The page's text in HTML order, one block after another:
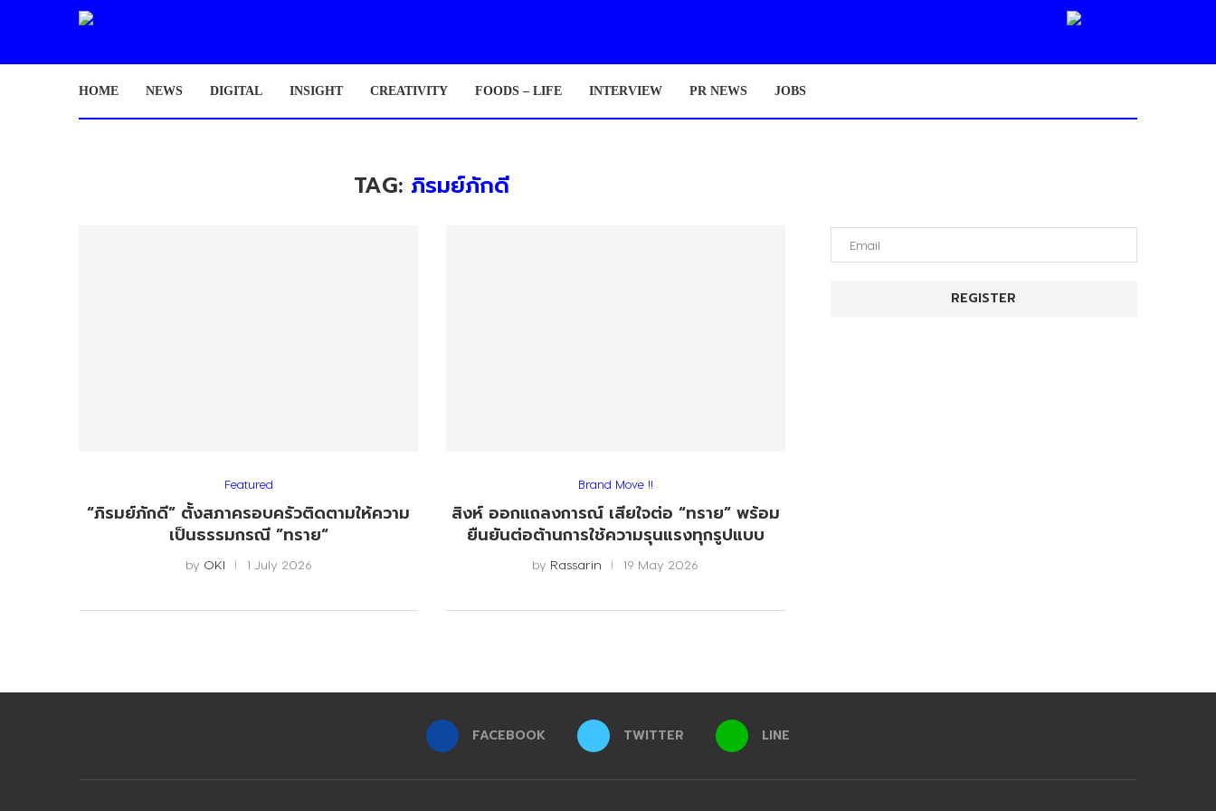
HOME NEWS DIGITAL INSIGHT CREATIVITY FOODS – LIFE INTERVIEW PR NEWS JOBS
TAG: ภิรมย์ภักดี
Featured
“ภิรมย์ภักดี” ตั้งสภาครอบครัวติดตามให้ความ
เป็นธรรมกรณี ”ทราย“
by OKI 1 July 2026
Brand Move !!
สิงห์ ออกแถลงการณ์ เสียใจต่อ “ทราย” พร้อม
ยืนยันต่อต้านการใช้ความรุนแรงทุกรูปแบบ
by Rassarin 19 May 2026
FACEBOOK TWITTER LINE